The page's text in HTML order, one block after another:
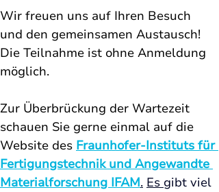
Wir freuen uns auf Ihren Besuch
und den gemeinsamen Austausch!
Die Teilnahme ist ohne Anmeldung
möglich.
Zur Überbrückung der Wartezeit
schauen Sie gerne einmal auf die
Website des Fraunhofer-Instituts für
Fertigungstechnik und Angewandte
Materialforschung IFAM. Es gibt viel